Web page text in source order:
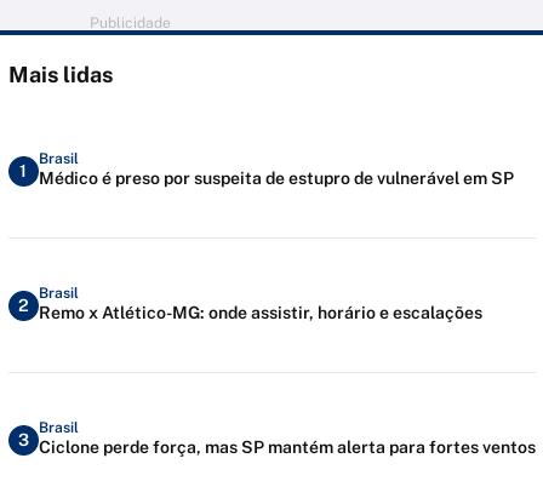
Publicidade
Mais lidas
1
Brasil
Médico é preso por suspeita de estupro de vulnerável em SP
2
Brasil
Remo x Atlético-MG: onde assistir, horário e escalações
3
Brasil
Ciclone perde força, mas SP mantém alerta para fortes ventos